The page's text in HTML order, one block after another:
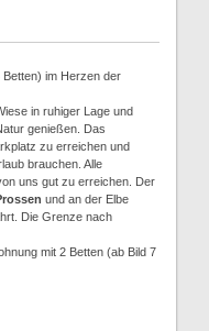
im Herzen der
in ruhiger Lage und
genießen. Das
zu erreichen und
brauchen. Alle
uns gut zu erreichen. Der
und an der Elbe
Die Grenze nach
mit 2 Betten (ab Bild 7